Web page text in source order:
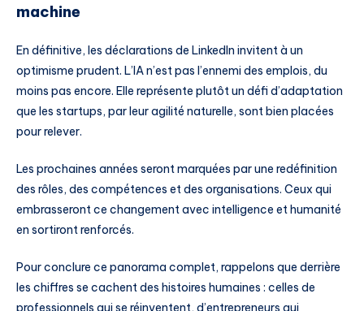
machine
En définitive, les déclarations de LinkedIn invitent à un
optimisme prudent. L’IA n’est pas l’ennemi des emplois, du
moins pas encore. Elle représente plutôt un défi d’adaptation
que les startups, par leur agilité naturelle, sont bien placées
pour relever.
Les prochaines années seront marquées par une redéfinition
des rôles, des compétences et des organisations. Ceux qui
embrasseront ce changement avec intelligence et humanité
en sortiront renforcés.
Pour conclure ce panorama complet, rappelons que derrière
les chiffres se cachent des histoires humaines : celles de
professionnels qui se réinventent, d’entrepreneurs qui